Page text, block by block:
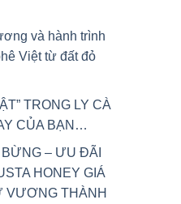
và hành trình
Việt từ đất đỏ
TRONG LY CÀ
CỦA BẠN…
– ƯU ĐÃI
HONEY GIÁ
VƯƠNG THÀNH